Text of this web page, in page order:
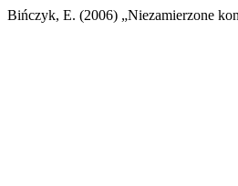
Bińczyk, E. (2006) „Niezamierzone